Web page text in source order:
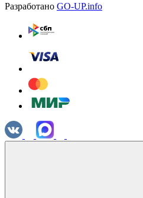
Разработано GO-UP.info